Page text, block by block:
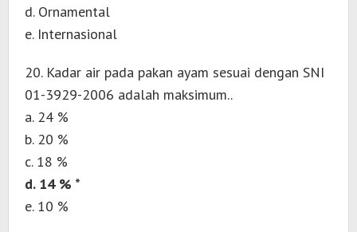
d. Ornamental
e. Internasional
20. Kadar air pada pakan ayam sesuai dengan SNI
01-3929-2006 adalah maksimum..
a. 24 %
b. 20 %
c. 18 %
d. 14 % *
e. 10 %